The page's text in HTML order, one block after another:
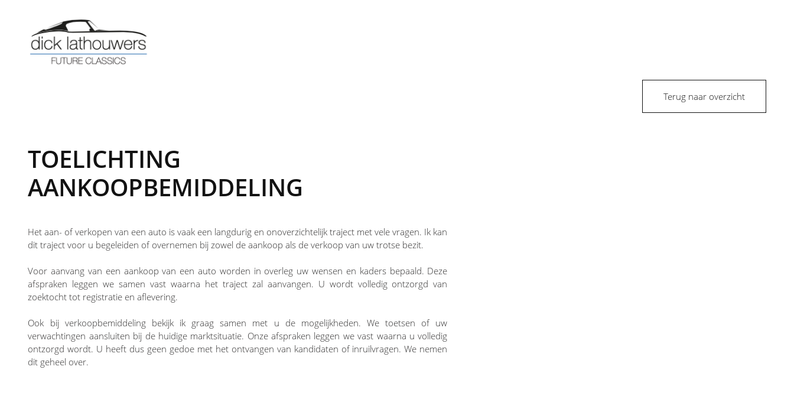
Terug naar overzicht
TOELICHTING
AANKOOPBEMIDDELING
Het aan- of verkopen van een auto is vaak een langdurig en onoverzichtelijk traject met vele vragen. Ik kan
dit traject voor u begeleiden of overnemen bij zowel de aankoop als de verkoop van uw trotse bezit.
Voor aanvang van een aankoop van een auto worden in overleg uw wensen en kaders bepaald. Deze
afspraken leggen we samen vast waarna het traject zal aanvangen. U wordt volledig ontzorgd van
zoektocht tot registratie en aflevering.
Ook bij verkoopbemiddeling bekijk ik graag samen met u de mogelijkheden. We toetsen of uw
verwachtingen aansluiten bij de huidige marktsituatie. Onze afspraken leggen we vast waarna u volledig
ontzorgd wordt. U heeft dus geen gedoe met het ontvangen van kandidaten of inruilvragen. We nemen
dit geheel over.